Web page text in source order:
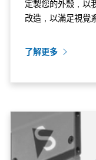
定製您的外殼，以
改造，以滿足視覺
了解更多